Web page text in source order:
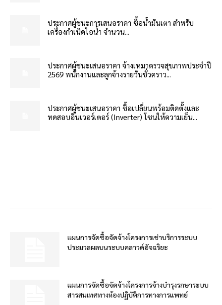
ประกาศผู้ชนะการเสนอราคา ซื้อน้ำมันเตา สำหรับ
เครื่องกำเนิดไอน้ำ จำนวน...
ประกาศผู้ชนะเสนอราคา จ้างเหมาตรวจสุขภาพประจำปี
2569 พนักงานและลูกจ้างรายวันชั่วคราว...
ประกาศผู้ชนะเสนอราคา ซื้อเปลี่ยนพร้อมติดตั้งและ
ทดสอบอินเวอร์เตอร์ (Inverter) โซนให้ความเย็น...
แผนการจัดซื้อจัดจ้างโครงการเช่าบริการระบบ
ประมวลผลบนระบบคลาวด์อัจฉริยะ
แผนการจัดซื้อจัดจ้างโครงการจ้างบำรุงรกษาระบบ
สารสนเทศทางห้องปฏิบัติการทางการแพทย์